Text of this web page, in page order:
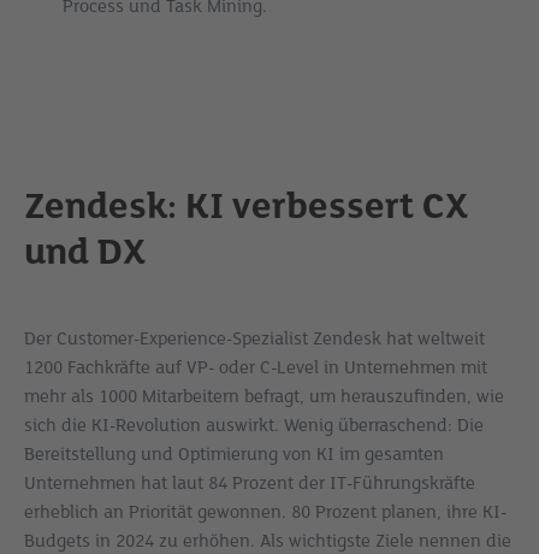
Process und Task Mining.
Zendesk: KI verbessert CX
und DX
Der Customer-Experience-Spezialist Zendesk hat weltweit
1200 Fachkräfte auf VP- oder C-Level in Unternehmen mit
mehr als 1000 Mitarbeitern befragt, um herauszufinden, wie
sich die KI-Revolution auswirkt. Wenig überraschend: Die
Bereitstellung und Optimierung von KI im gesamten
Unternehmen hat laut 84 Prozent der IT-Führungskräfte
erheblich an Priorität gewonnen. 80 Prozent planen, ihre KI-
Budgets in 2024 zu erhöhen. Als wichtigste Ziele nennen die